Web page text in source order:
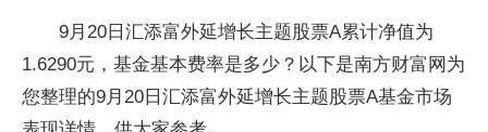
9月20日汇添富外延增长主题股票A累计净值为
1.6290元，基金基本费率是多少？以下是南方财富网为
您整理的9月20日汇添富外延增长主题股票A基金市场